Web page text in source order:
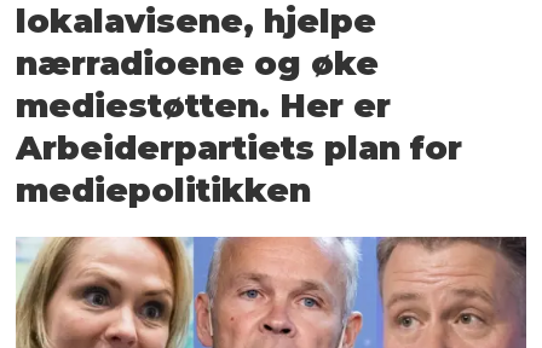
lokalavisene, hjelpe
nærradioene og øke
mediestøtten. Her er
Arbeiderpartiets plan for
mediepolitikken